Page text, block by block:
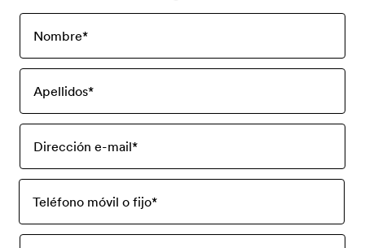
Nombre*
Apellidos*
Dirección e-mail*
Teléfono móvil o fijo*